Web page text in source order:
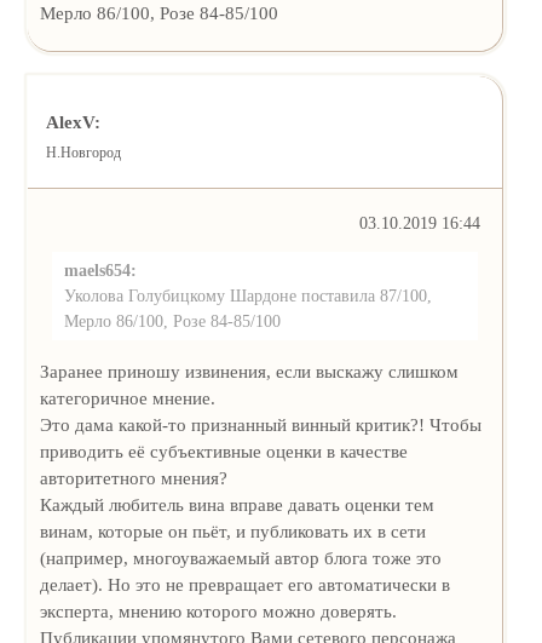
Мерло 86/100, Розе 84-85/100
AlexV:
Н.Новгород
03.10.2019 16:44
maels654:
Уколова Голубицкому Шардоне поставила 87/100,
Мерло 86/100, Розе 84-85/100
Заранее приношу извинения, если выскажу слишком
категоричное мнение.
Это дама какой-то признанный винный критик?! Чтобы
приводить её субъективные оценки в качестве
авторитетного мнения?
Каждый любитель вина вправе давать оценки тем
винам, которые он пьёт, и публиковать их в сети
(например, многоуважаемый автор блога тоже это
делает). Но это не превращает его автоматически в
эксперта, мнению которого можно доверять.
Публикации упомянутого Вами сетевого персонажа